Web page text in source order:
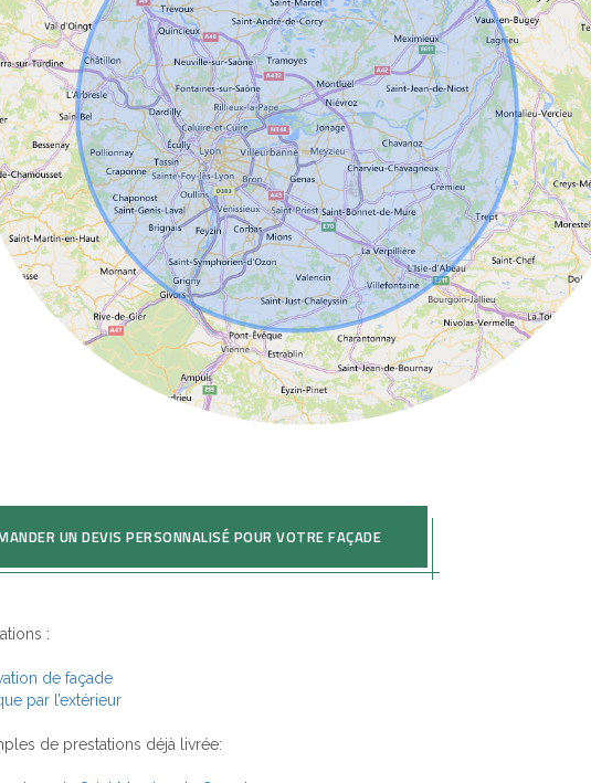
UN DEVIS PERSONNALISÉ POUR VOTRE FAÇADE
:
de façade
par l’extérieur
de prestations déjà livrée: